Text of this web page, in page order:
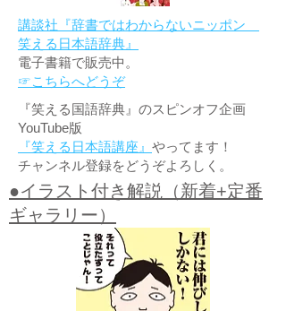
講談社『辞書ではわからないニッポン
笑える日本語辞典』
電子書籍で販売中。
☞こちらへどうぞ
『笑える国語辞典』のスピンオフ企画
YouTube版
『笑える日本語講座』 やってます！
チャンネル登録をどうぞよろしく。
●イラスト付き解説（新着+定番
ギャラリー）